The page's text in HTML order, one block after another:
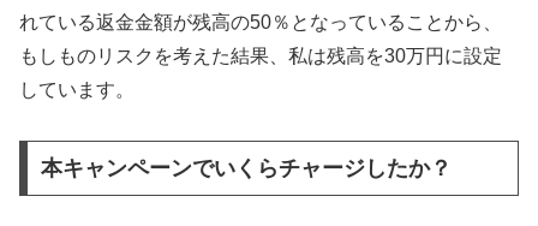
れている返金金額が残高の50％となっていることから、
もしものリスクを考えた結果、私は残高を30万円に設定
しています。
本キャンペーンでいくらチャージしたか？